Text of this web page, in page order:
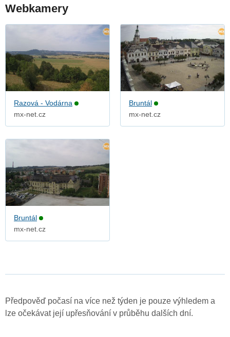
Webkamery
Razová - Vodárna
mx-net.cz
Bruntál
mx-net.cz
Bruntál
mx-net.cz
Předpověď počasí na více než týden je pouze výhledem a
lze očekávat její upřesňování v průběhu dalších dní.